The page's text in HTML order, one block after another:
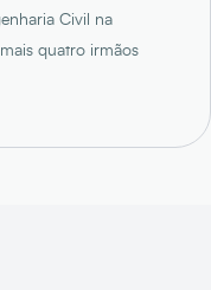
Civil na
quatro irmãos